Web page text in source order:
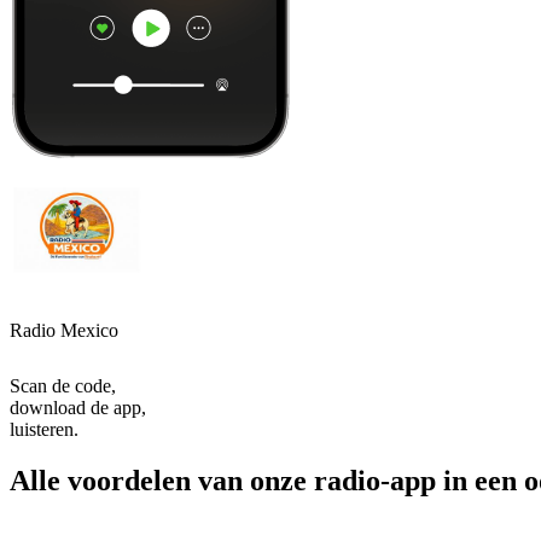
Radio Mexico
Scan de code,
download de app,
luisteren.
Alle voordelen van onze radio-app in een